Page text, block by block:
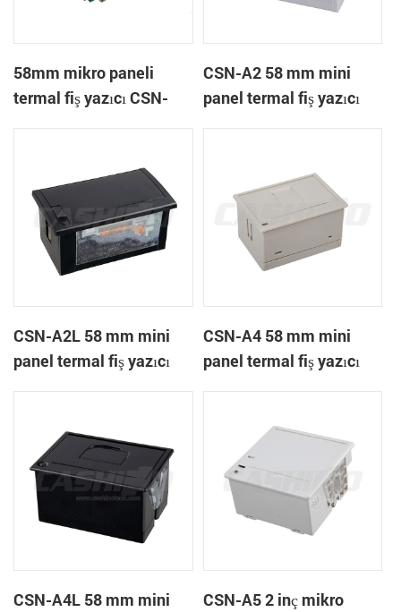
58mm mikro paneli
termal fiş yazıcı CSN-
CSN-A2 58 mm mini
panel termal fiş yazıcı
CSN-A2L 58 mm mini
panel termal fiş yazıcı
CSN-A4 58 mm mini
panel termal fiş yazıcı
CSN-A4L 58 mm mini
CSN-A5 2 inç mikro